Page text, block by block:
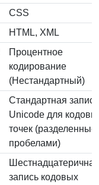
CSS
HTML, XML
Процентное
кодирование
(Нестандартный)
Стандартная запись
Unicode для
точек (разделенные
пробелами)
Шестнадцатеричная
запись кодовых